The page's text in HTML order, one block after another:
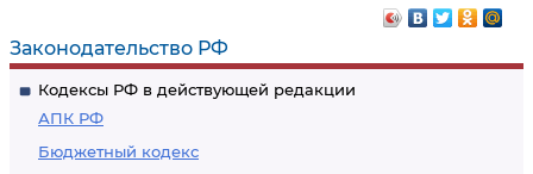
Законодательство РФ
Кодексы РФ в действующей редакции
АПК РФ
Бюджетный кодекс